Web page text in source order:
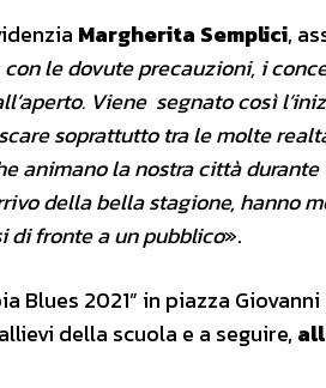
Margherita Semplici,
con le dovute precauzioni, i
Viene segnato così
soprattutto tra le molte
animano la nostra città
della bella stagione, hanno
di fronte a un pubblico».
Blues 2021” in piazza Giovanni
della scuola e a seguire,